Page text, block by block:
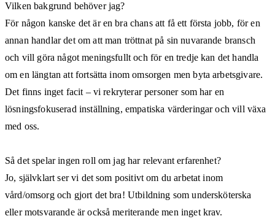
Vilken bakgrund behöver jag?
För någon kanske det är en bra chans att få ett första jobb, för en
annan handlar det om att man tröttnat på sin nuvarande bransch
och vill göra något meningsfullt och för en tredje kan det handla
om en längtan att fortsätta inom omsorgen men byta arbetsgivare.
Det finns inget facit – vi rekryterar personer som har en
lösningsfokuserad inställning, empatiska värderingar och vill växa
med oss.
Så det spelar ingen roll om jag har relevant erfarenhet?
Jo, självklart ser vi det som positivt om du arbetat inom
vård/omsorg och gjort det bra! Utbildning som undersköterska
eller motsvarande är också meriterande men inget krav.